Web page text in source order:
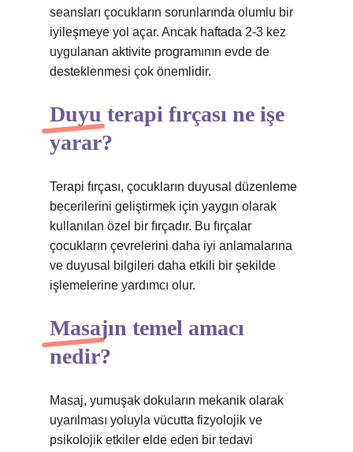
seansları çocukların sorunlarında olumlu bir
iyileşmeye yol açar. Ancak haftada 2-3 kez
uygulanan aktivite programının evde de
desteklenmesi çok önemlidir.
Duyu terapi fırçası ne işe
yarar?
Terapi fırçası, çocukların duyusal düzenleme
becerilerini geliştirmek için yaygın olarak
kullanılan özel bir fırçadır. Bu fırçalar
çocukların çevrelerini daha iyi anlamalarına
ve duyusal bilgileri daha etkili bir şekilde
işlemelerine yardımcı olur.
Masajın temel amacı
nedir?
Masaj, yumuşak dokuların mekanik olarak
uyarılması yoluyla vücutta fizyolojik ve
psikolojik etkiler elde eden bir tedavi